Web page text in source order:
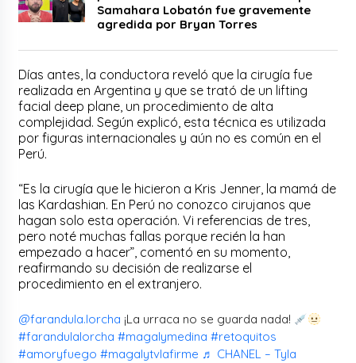
Samahara Lobatón fue gravemente
agredida por Bryan Torres
Días antes, la conductora reveló que la cirugía fue
realizada en Argentina y que se trató de un lifting
facial deep plane, un procedimiento de alta
complejidad. Según explicó, esta técnica es utilizada
por figuras internacionales y aún no es común en el
Perú.
“Es la cirugía que le hicieron a Kris Jenner, la mamá de
las Kardashian. En Perú no conozco cirujanos que
hagan solo esta operación. Vi referencias de tres,
pero noté muchas fallas porque recién la han
empezado a hacer”, comentó en su momento,
reafirmando su decisión de realizarse el
procedimiento en el extranjero.
@farandula.lorcha ¡La urraca no se guarda nada!
#farandulalorcha #magalymedina #retoquitos
#amoryfuego #magalytvlafirme ♬ CHANEL – Tyla